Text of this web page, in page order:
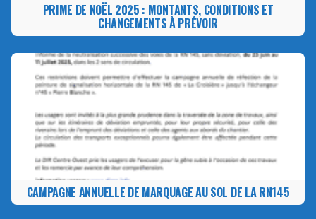
PRIME DE NOËL 2025 : MONTANTS, CONDITIONS ET
CHANGEMENTS À PRÉVOIR
CAMPAGNE ANNUELLE DE MARQUAGE AU SOL DE LA RN145